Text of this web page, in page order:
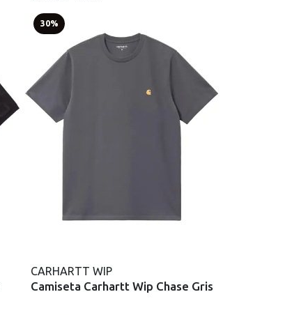
30%
CARHARTT WIP
Camiseta Carhartt Wip Chase Gris